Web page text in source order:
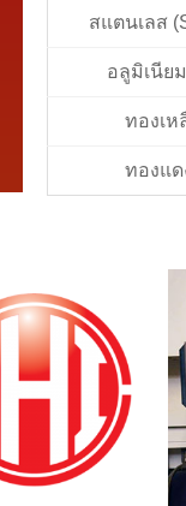
สแตนเลส
อลูมิเนีย
ทองเห
ทองแด